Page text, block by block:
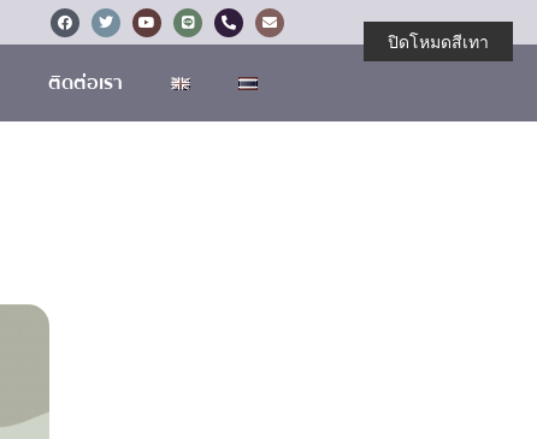
ติดต่อเรา
ปิดโหมดสีเทา